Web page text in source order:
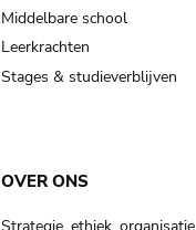
Middelbare school
Leerkrachten
Stages & studieverblijven
OVER ONS